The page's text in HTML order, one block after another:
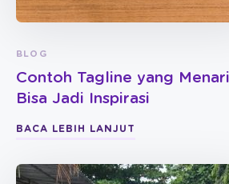
BLOG
Contoh Tagline yang
Bisa Jadi Inspirasi
BACA LEBIH LANJUT